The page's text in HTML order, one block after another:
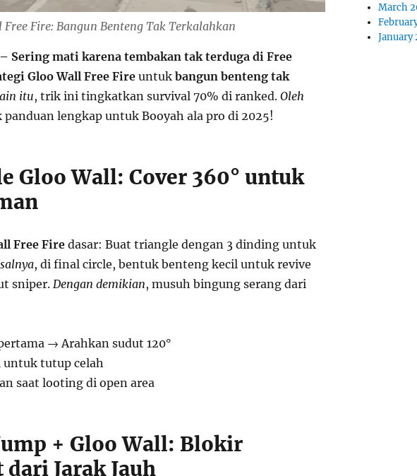
Free Fire: Bangun Benteng Tak Terkalahkan
Sering mati karena tembakan tak terduga di Free
Gloo Wall Free Fireuntuk bangun benteng tak
itu, trik ini tingkatkan survival 70% di ranked. Oleh
panduan lengkap untuk Booyah ala pro di 2025!
Gloo Wall: Cover 360° untuk
Free Firedasar: Buat triangle dengan 3 dinding untuk
, di final circle, bentuk benteng kecil untuk revive
sniper.Dengan demikian, musuh bingung serang dari
→ Arahkan sudut 120°
untuk tutup celah
saat looting di open area
+ Gloo Wall: Blokir
dari Jarak Jauh
March
January